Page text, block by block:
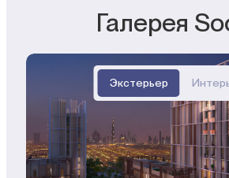
Галерея
Экстерьер